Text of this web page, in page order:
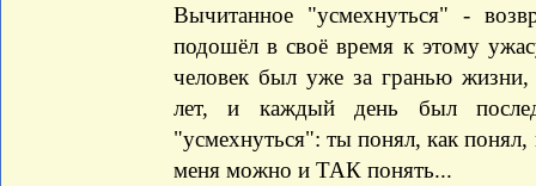
Вычитанное "усмехнуться" -
подошёл в своё время к этому
человек был уже за гранью жизни,
лет, и каждый день был
"усмехнуться": ты понял, как понял,
меня можно и ТАК понять...